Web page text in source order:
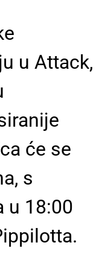
u Attack,
će se
s
u 18:00